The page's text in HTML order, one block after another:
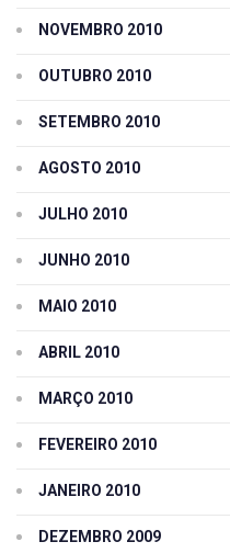
NOVEMBRO 2010
OUTUBRO 2010
SETEMBRO 2010
AGOSTO 2010
JULHO 2010
JUNHO 2010
MAIO 2010
ABRIL 2010
MARÇO 2010
FEVEREIRO 2010
JANEIRO 2010
DEZEMBRO 2009